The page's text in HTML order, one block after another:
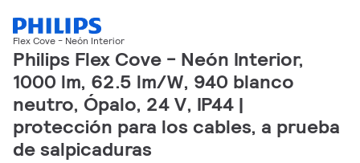
Flex Cove - Neón Interior
Philips Flex Cove - Neón Interior,
1000 lm, 62.5 lm/W, 940 blanco
neutro, Ópalo, 24 V, IP44 |
protección para los cables, a prueba
de salpicaduras